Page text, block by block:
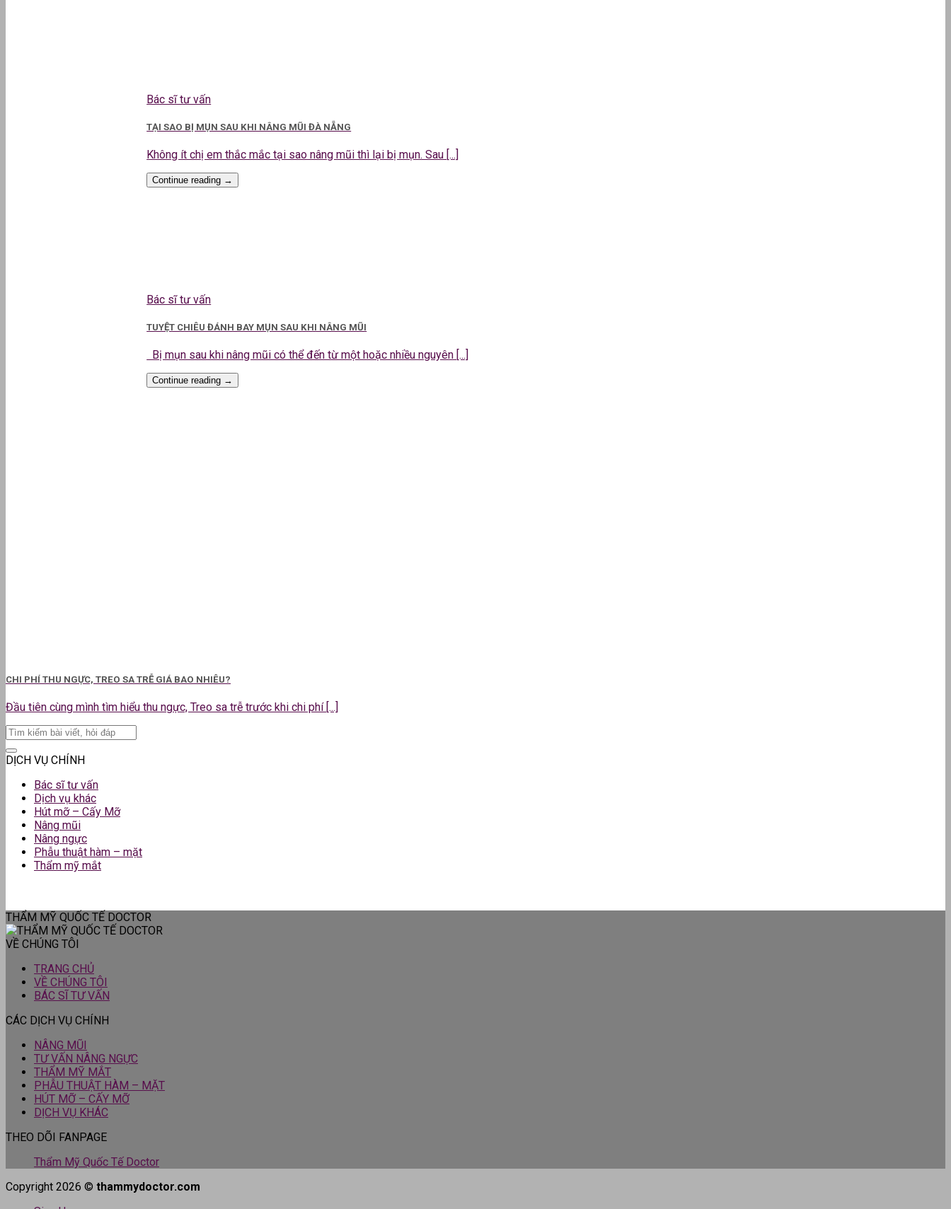
Bác sĩ tư vấn
TẠI SAO BỊ MỤN SAU KHI NÂNG MŨI ĐÀ NẴNG
Không ít chị em thắc mắc tại sao nâng mũi thì lại bị mụn. Sau [...]
Continue reading →
Bác sĩ tư vấn
TUYỆT CHIÊU ĐÁNH BAY MỤN SAU KHI NÂNG MŨI
Bị mụn sau khi nâng mũi có thể đến từ một hoặc nhiều nguyên [...]
Continue reading →
CHI PHÍ THU NGỰC, TREO SA TRỄ GIÁ BAO NHIÊU?
Đầu tiên cùng mình tìm hiểu thu ngực, Treo sa trễ trước khi chi phí [...]
DỊCH VỤ CHÍNH
Bác sĩ tư vấn
Dịch vụ khác
Hút mỡ – Cấy Mỡ
Nâng mũi
Nâng ngực
Phẫu thuật hàm – mặt
Thẩm mỹ mắt
THẨM MỸ QUỐC TẾ DOCTOR
VỀ CHÚNG TÔI
TRANG CHỦ
VỀ CHÚNG TÔI
BÁC SĨ TƯ VẤN
CÁC DỊCH VỤ CHÍNH
NÂNG MŨI
TƯ VẤN NÂNG NGỰC
THẨM MỸ MẮT
PHẪU THUẬT HÀM – MẶT
HÚT MỠ – CẤY MỠ
DỊCH VỤ KHÁC
THEO DÕI FANPAGE
Thẩm Mỹ Quốc Tế Doctor
Copyright 2026 © thammydoctor.com